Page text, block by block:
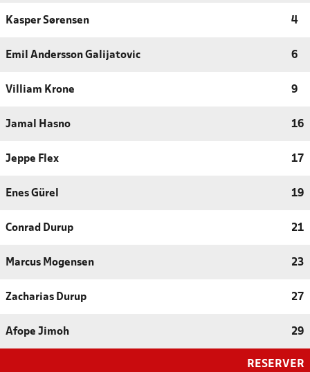
Kasper Sørensen 4
Emil Andersson Galijatovic 6
Villiam Krone 9
Jamal Hasno 16
Jeppe Flex 17
Enes Gürel 19
Conrad Durup 21
Marcus Mogensen 23
Zacharias Durup 27
Afope Jimoh 29
RESERVER